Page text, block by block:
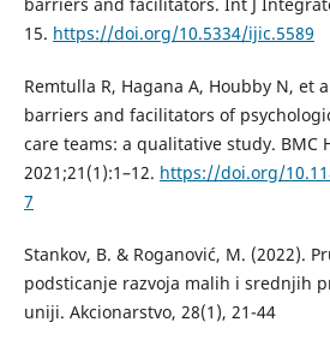
15. https://doi.org/10.5334/ijic.5589
Remtulla R, Hagana A, Houbby N, et
barriers and facilitators of
care teams: a qualitative study. BMC
2021;21(1):1–12. https://doi.org/
7
Stankov, B. & Roganović, M. (2022).
podsticanje razvoja malih i srednjih
uniji. Akcionarstvo, 28(1), 21-44